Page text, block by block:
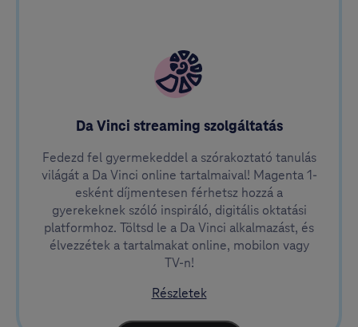
Da Vinci streaming szolgáltatás
Fedezd fel gyermekeddel a szórakoztató tanulás
világát a Da Vinci online tartalmaival! Magenta 1-
esként díjmentesen férhetsz hozzá a
gyerekeknek szóló inspiráló, digitális oktatási
platformhoz. Töltsd le a Da Vinci alkalmazást, és
élvezzétek a tartalmakat online, mobilon vagy
TV-n!
Részleteka Da Vinci streaming